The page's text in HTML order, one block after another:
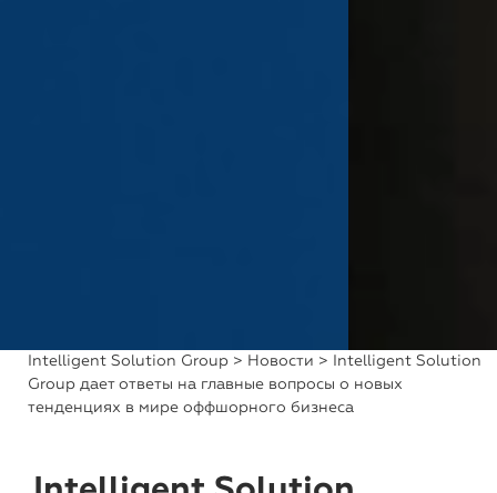
Intelligent Solution Group > Новости > Intelligent Solution
Group дает ответы на главные вопросы о новых
тенденциях в мире оффшорного бизнеса